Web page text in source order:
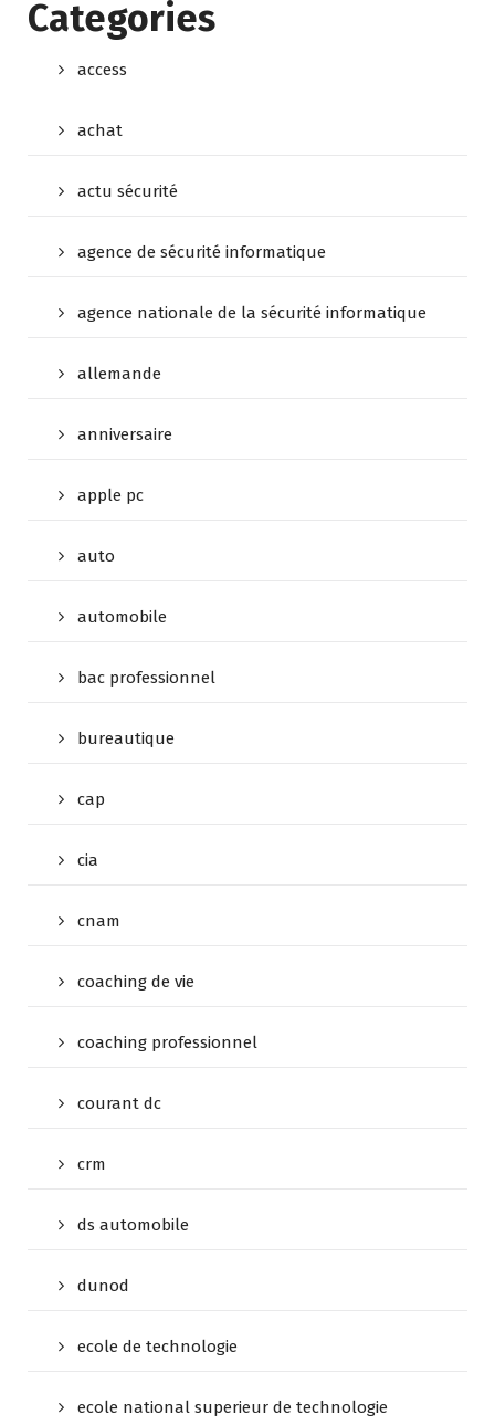
Categories
access
achat
actu sécurité
agence de sécurité informatique
agence nationale de la sécurité informatique
allemande
anniversaire
apple pc
auto
automobile
bac professionnel
bureautique
cap
cia
cnam
coaching de vie
coaching professionnel
courant dc
crm
ds automobile
dunod
ecole de technologie
ecole national superieur de technologie